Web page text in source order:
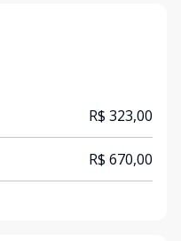
R$ 323,00
R$ 670,00